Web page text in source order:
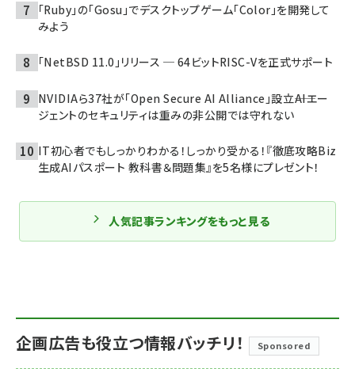
「Ruby」の「Gosu」でデスクトップゲーム「Color」を開発して
みよう
「NetBSD 11.0」リリース ─ 64ビットRISC-Vを正式サポート
NVIDIAら37社が「Open Secure AI Alliance」設立――AIエー
ジェントのセキュリティは重みの非公開では守れない
IT初心者でもしっかりわかる！しっかり受かる！『徹底攻略Biz
生成AIパスポート 教科書＆問題集』を5名様にプレゼント！
人気記事ランキングをもっと見る
企画広告も役立つ情報バッチリ！ Sponsored